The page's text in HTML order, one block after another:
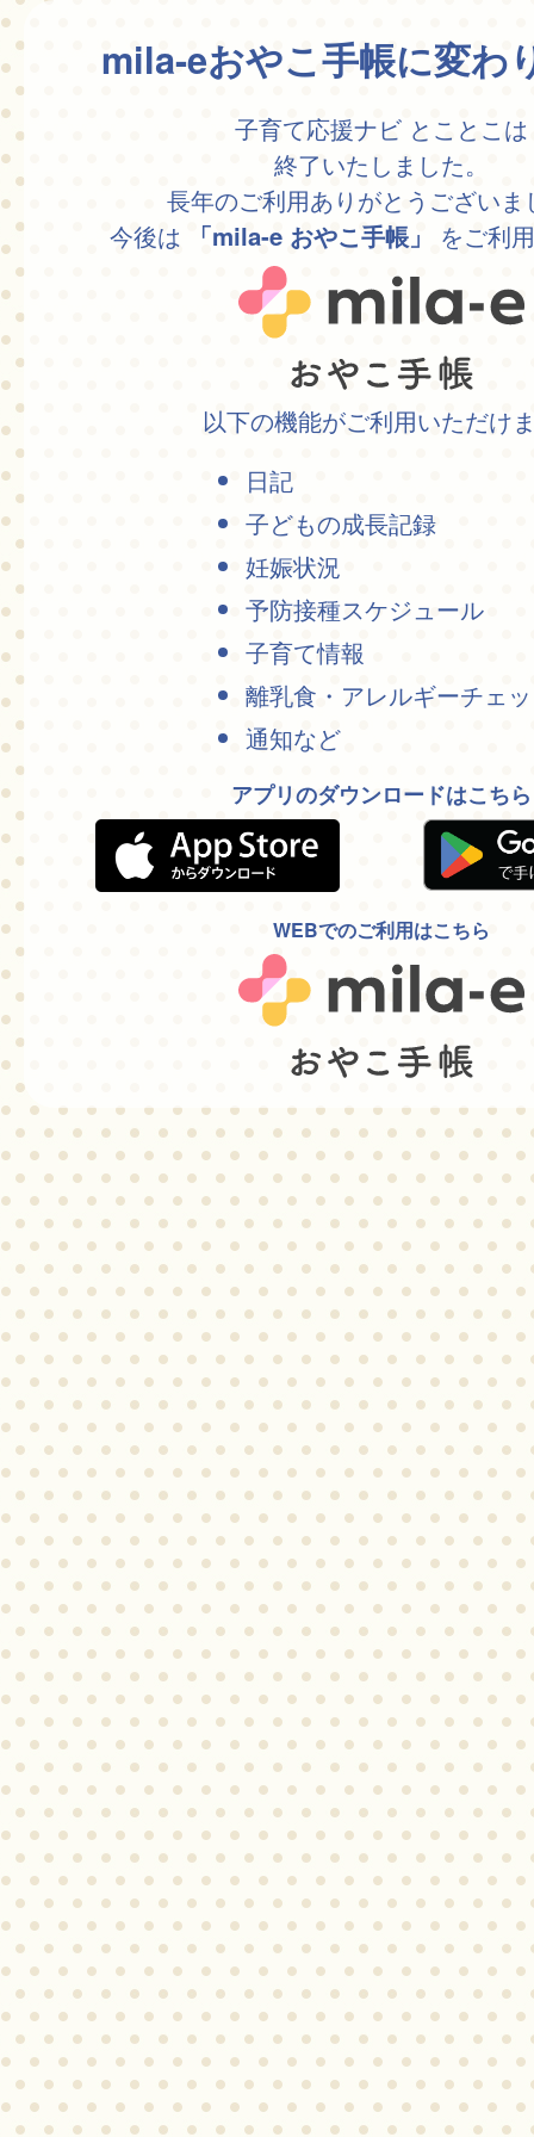
mila-eおやこ手帳に変わ
子育て応援ナビ とことこは
終了いたしました。
長年のご利用ありがとうございま
今後は
「mila-e おやこ手帳」 をご利
以下の機能がご利用いただけ
日記
子どもの成長記録
妊娠状況
予防接種スケジュール
子育て情報
離乳食・アレルギーチェ
通知など
アプリのダウンロードはこちら
WEBでのご利用はこちら